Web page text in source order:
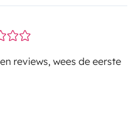
reviews, wees de eerste